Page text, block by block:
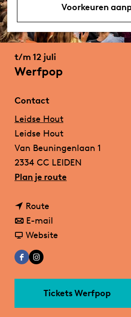
Voorkeuren
e
p
a
t/m 12 juli
Werfpop
Contact
Leidse Hout
Leidse Hout
Van Beuningenlaan 1
2334 CC LEIDEN
Plan je routen
f
p
o
Route
a
a
e
r
f
E-mail
a
W
e
r
Website
W
e
r
F
a
e
I
n
t
Tickets Werfpop